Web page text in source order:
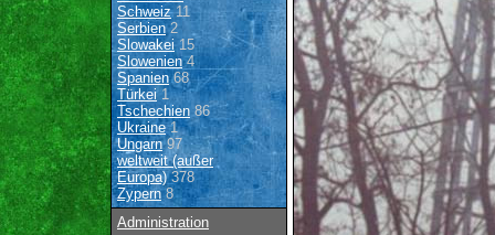
Schweiz11
Serbien2
Slowakei15
Slowenien4
Spanien68
Türkei1
Tschechien 86
Ukraine1
Ungarn97
weltweit (außer
Europa)378
Zypern8
Administration